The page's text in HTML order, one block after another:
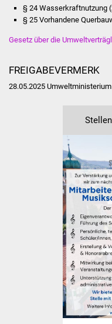
§ 24 Wasserkraftnutzung
§ 25 Vorhandene
Gesetz über die
FREIGABEVERMERK
28.05.2025